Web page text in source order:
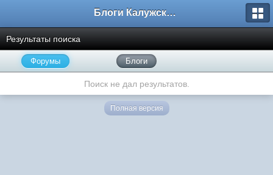
Блоги Калужского перекрестка
Результаты поиска
Форумы Блоги
Поиск не дал результатов.
Полная версия